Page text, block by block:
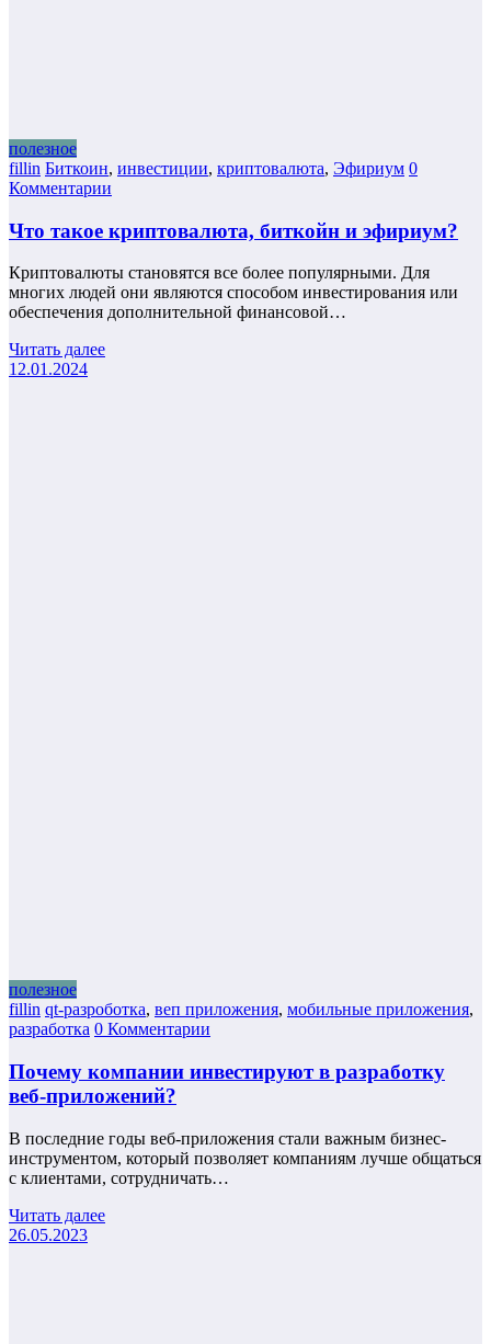
полезное
fillin Биткоин, инвестиции, криптовалюта, Эфириум 0
Комментарии
Что такое криптовалюта, биткойн и эфириум?
Криптовалюты становятся все более популярными. Для
многих людей они являются способом инвестирования или
обеспечения дополнительной финансовой…
Читать далее
12.01.2024
полезное
fillin qt-разроботка, веп приложения, мобильные приложения,
разработка 0 Комментарии
Почему компании инвестируют в разработку
веб-приложений?
В последние годы веб-приложения стали важным бизнес-
инструментом, который позволяет компаниям лучше общаться
с клиентами, сотрудничать…
Читать далее
26.05.2023